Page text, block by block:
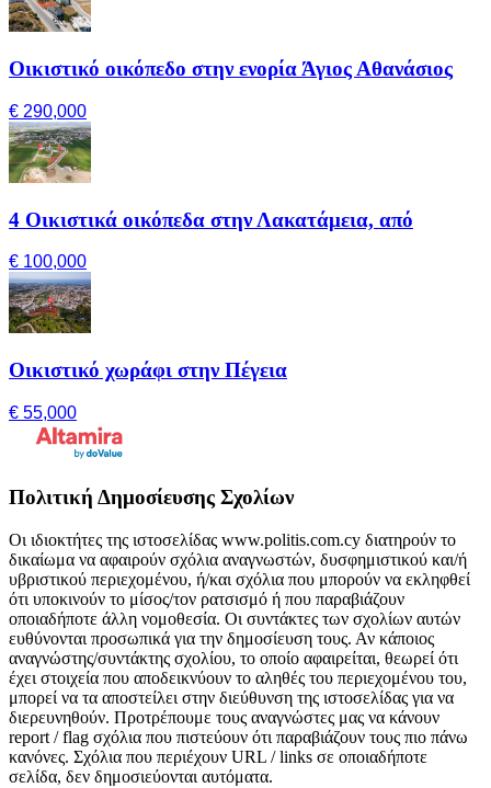
Οικιστικό οικόπεδο στην ενορία Άγιος Αθανάσιος
€ 290,000
4 Οικιστικά οικόπεδα στην Λακατάμεια, από
€ 100,000
Οικιστικό χωράφι στην Πέγεια
€ 55,000
Πολιτική Δημοσίευσης Σχολίων
Οι ιδιοκτήτες της ιστοσελίδας www.politis.com.cy διατηρούν το
δικαίωμα να αφαιρούν σχόλια αναγνωστών, δυσφημιστικού και/ή
υβριστικού περιεχομένου, ή/και σχόλια που μπορούν να εκληφθεί
ότι υποκινούν το μίσος/τον ρατσισμό ή που παραβιάζουν
οποιαδήποτε άλλη νομοθεσία. Οι συντάκτες των σχολίων αυτών
ευθύνονται προσωπικά για την δημοσίευση τους. Αν κάποιος
αναγνώστης/συντάκτης σχολίου, το οποίο αφαιρείται, θεωρεί ότι
έχει στοιχεία που αποδεικνύουν το αληθές του περιεχομένου του,
μπορεί να τα αποστείλει στην διεύθυνση της ιστοσελίδας για να
διερευνηθούν. Προτρέπουμε τους αναγνώστες μας να κάνουν
report / flag σχόλια που πιστεύουν ότι παραβιάζουν τους πιο πάνω
κανόνες. Σχόλια που περιέχουν URL / links σε οποιαδήποτε
σελίδα, δεν δημοσιεύονται αυτόματα.